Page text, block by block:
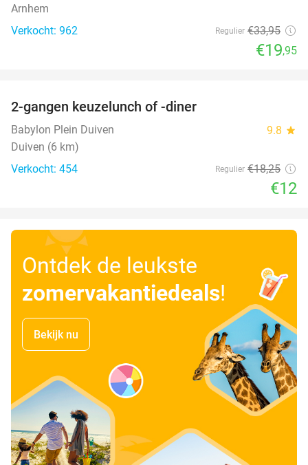
Arnhem
Verkocht: 962
Regulier €33,95
€19,95
2-gangen keuzelunch of -diner
Babylon Plein Duiven 9.8 star
Duiven (6 km)
Verkocht: 454
Regulier €18,25
€12
Ontdek de leukste
zomervakantiedeals!
Bekijk nu